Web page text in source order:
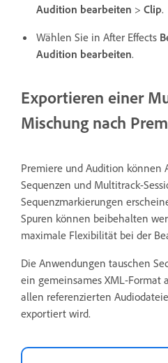
Audition bearbeiten > Clip.
Wählen Sie in After Effects
Audition bearbeiten.
Exportieren einer
Mischung nach
Premiere und Audition können
Sequenzen und Multitrack-
Sequenzmarkierungen
Spuren können beibehalten
maximale Flexibilität bei der
Die Anwendungen tauschen
ein gemeinsames XML-Format
allen referenzierten
exportiert wird.